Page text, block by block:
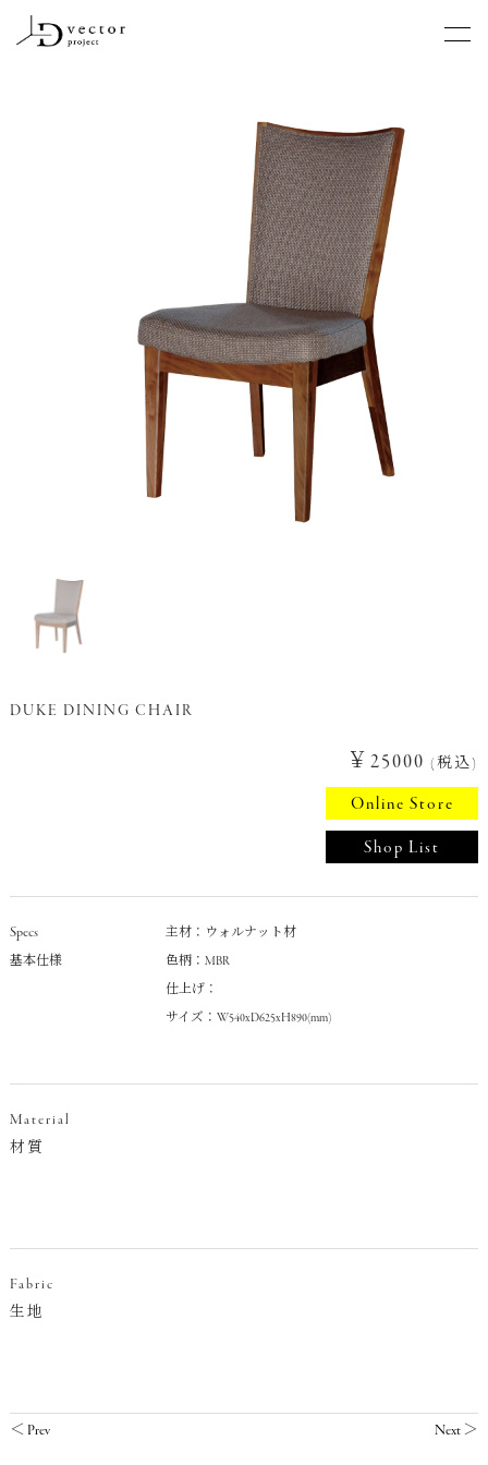
DUKE DINING CHAIR
￥25000 (税込)
Online Store
Shop List
Specs
基本仕様
主材：ウォルナット材
色柄：MBR
仕上げ：
サイズ：W540xD625xH890(mm)
Material
材質
Fabric
生地
＜ Prev Next ＞